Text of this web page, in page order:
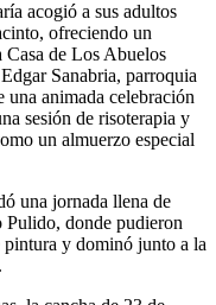
acogió a sus adultos
ofreciendo un
Casa de Los Abuelos
Sanabria, parroquia
una animada celebración
sesión de risoterapia y
un almuerzo especial
una jornada llena de
Pulido, donde pudieron
pintura y dominó junto a la